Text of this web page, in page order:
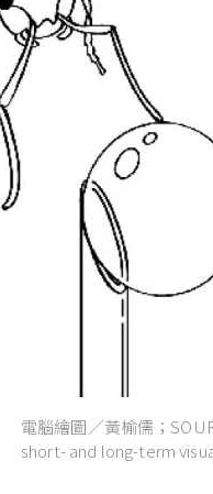
電腦繪圖／黃榆儒；
short- and long-term